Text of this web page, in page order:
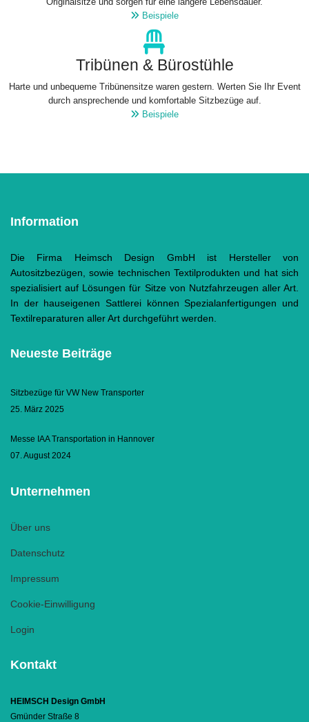
Beispiele
Tribünen & Bürostühle
Harte und unbequeme Tribünensitze waren gestern. Werten Sie Ihr Event
durch ansprechende und komfortable Sitzbezüge auf.
Beispiele
Information
Die Firma Heimsch Design GmbH ist Hersteller von
Autositzbezügen, sowie technischen Textilprodukten und hat sich
spezialisiert auf Lösungen für Sitze von Nutzfahrzeugen aller Art.
In der hauseigenen Sattlerei können Spezialanfertigungen und
Textilreparaturen aller Art durchgeführt werden.
Neueste Beiträge
Sitzbezüge für VW New Transporter
25. März 2025
Messe IAA Transportation in Hannover
07. August 2024
Unternehmen
Über uns
Datenschutz
Impressum
Cookie-Einwilligung
Login
Kontakt
HEIMSCH Design GmbH
Gmünder Straße 8